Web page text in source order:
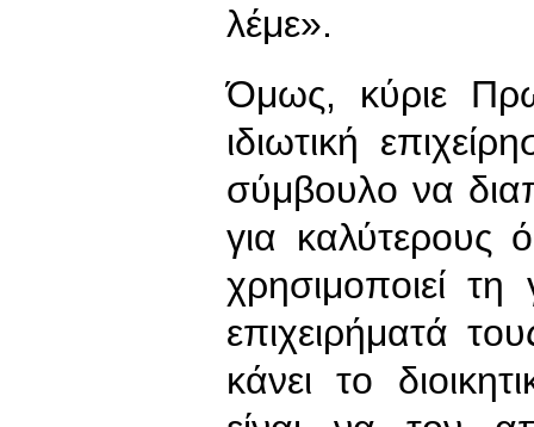
λέμε».
Όμως, κύριε
ιδιωτική
σύμβουλο να
για καλύτερους
χρησιμοποιεί
επιχειρήματά
κάνει το